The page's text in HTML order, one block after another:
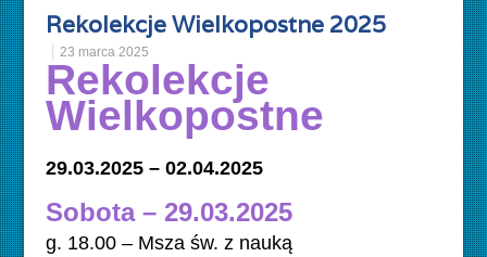
Rekolekcje Wielkopostne 2025
23 marca 2025
Rekolekcje
Wielkopostne
29.03.2025 – 02.04.2025
Sobota – 29.03.2025
g. 18.00 – Msza św. z nauką